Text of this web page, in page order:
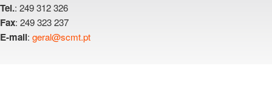
Tel.: 249 312 326
Fax: 249 323 237
E-mail: geral@scmt.pt